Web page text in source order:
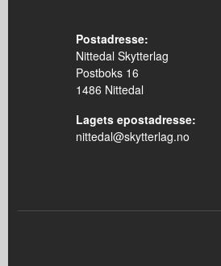
Postadresse:
Nittedal Skytterlag
Postboks 16
1486 Nittedal
Lagets epostadresse:
nittedal@skytterlag.no